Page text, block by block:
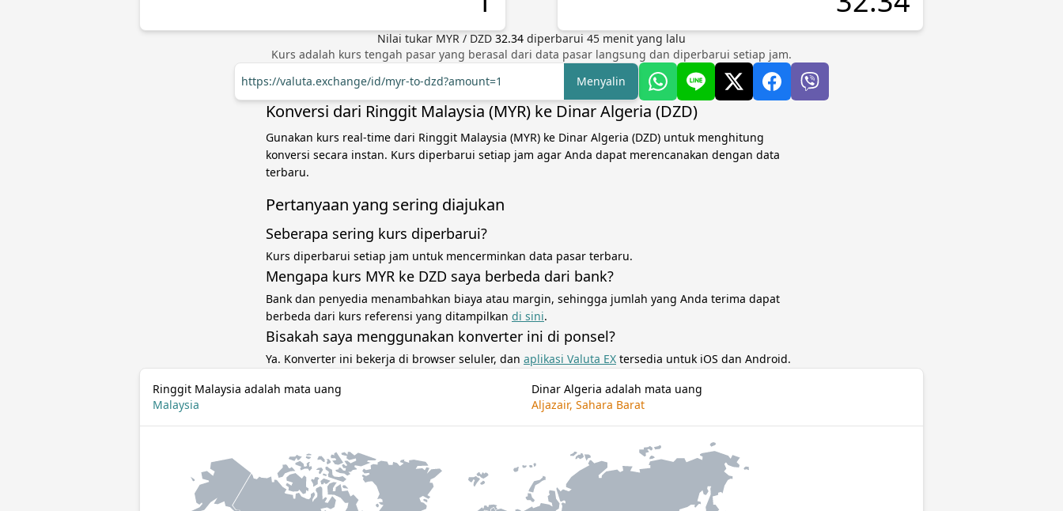
Nilai tukar MYR / DZD 32.34 diperbarui 45 menit yang lalu
Kurs adalah kurs tengah pasar yang berasal dari data pasar langsung dan diperbarui setiap jam.
https://valuta.exchange/id/myr-to-dzd?amount=1
Menyalin
Konversi dari Ringgit Malaysia (MYR) ke Dinar Algeria (DZD)
Gunakan kurs real-time dari Ringgit Malaysia (MYR) ke Dinar Algeria (DZD) untuk menghitung
konversi secara instan. Kurs diperbarui setiap jam agar Anda dapat merencanakan dengan data
terbaru.
Pertanyaan yang sering diajukan
Seberapa sering kurs diperbarui?
Kurs diperbarui setiap jam untuk mencerminkan data pasar terbaru.
Mengapa kurs MYR ke DZD saya berbeda dari bank?
Bank dan penyedia menambahkan biaya atau margin, sehingga jumlah yang Anda terima dapat
berbeda dari kurs referensi yang ditampilkan di sini.
Bisakah saya menggunakan konverter ini di ponsel?
Ya. Konverter ini bekerja di browser seluler, dan aplikasi Valuta EX tersedia untuk iOS dan Android.
Ringgit Malaysia adalah mata uang
Malaysia
Dinar Algeria adalah mata uang
Aljazair, Sahara Barat